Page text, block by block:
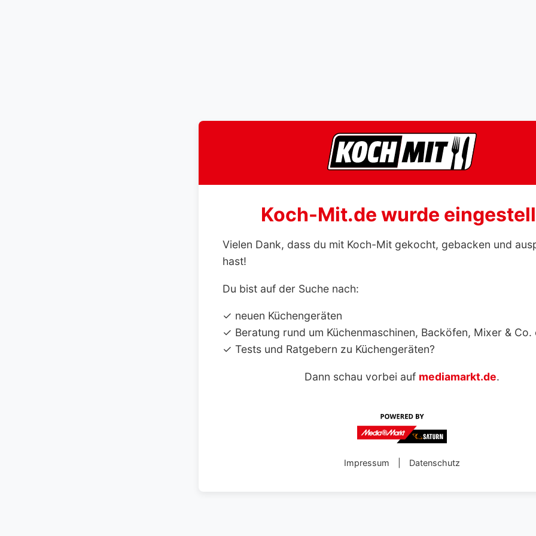
Koch-Mit.de wurde
Vielen Dank, dass du mit Koch-Mit gekocht, gebacken und
hast!
Du bist auf der Suche nach:
✓ neuen Küchengeräten
✓ Beratung rund um Küchenmaschinen, Backöfen, Mixer & Co.
✓ Tests und Ratgebern zu Küchengeräten?
Dann schau vorbei auf mediamarkt.de.
Impressum Datenschutz